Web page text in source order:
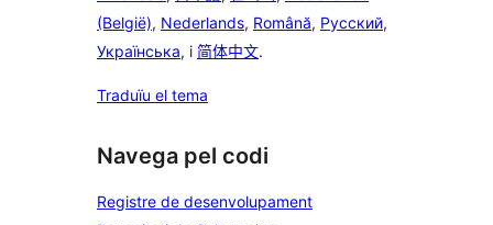
(België), Nederlands, Română, Русский,
Українська, i 简体中文.
Traduïu el tema
Navega pel codi
Registre de desenvolupament